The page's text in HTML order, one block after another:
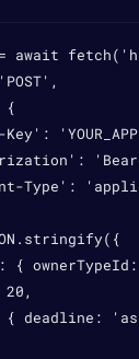
await
{
Type':
{
deadline: